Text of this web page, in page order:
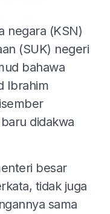
negara (KSN)
(SUK) negeri
bahawa
Ibrahim
didakwa
besar
tidak juga
sama